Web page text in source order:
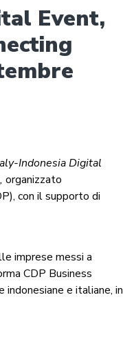
Event,
Indonesia Digital
organizzato
con il supporto di
imprese messi a
CDP Business
e italiane, in